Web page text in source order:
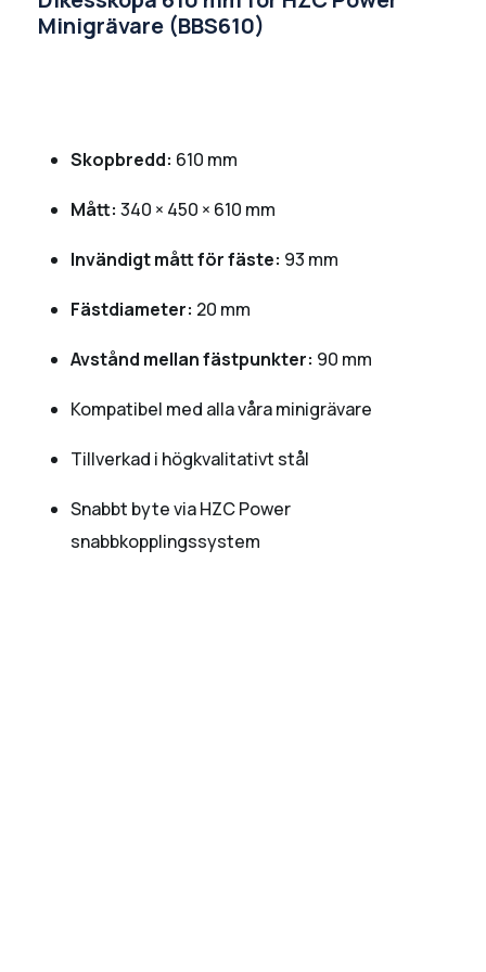
Minigrävare (BBS610)
Skopbredd: 610 mm
Mått: 340 × 450 × 610 mm
Invändigt mått för fäste: 93 mm
Fästdiameter: 20 mm
Avstånd mellan fästpunkter: 90 mm
Kompatibel med alla våra minigrävare
Tillverkad i högkvalitativt stål
Snabbt byte via HZC Power
snabbkopplingssystem